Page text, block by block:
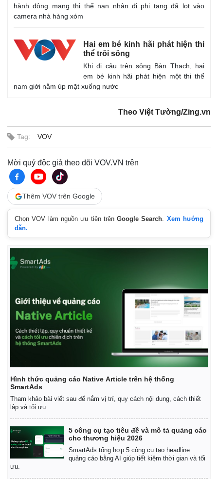
Cuộc sống đó đây
Hồ sơ
Ảnh
E-Magazine
Infographic
hành động mang thi thể nạn nhân đi phi tang đã lọt vào
camera nhà hàng xóm
Hai em bé kinh hãi phát hiện thi
thể trôi sông
Khi đi câu trên sông Bàn Thạch, hai
em bé kinh hãi phát hiện một thi thể
nam giới nằm úp mặt xuống nước
Theo Việt Tường/Zing.vn
Tag: VOV
Mời quý độc giả theo dõi VOV.VN trên
Thêm VOV trên Google
Chọn VOV làm nguồn ưu tiên trênGoogle Search. Xem hướng
dẫn.
Hình thức quảng cáo Native Article trên hệ thống
SmartAds
Tham khảo bài viết sau để nắm vị trí, quy cách nội dung, cách thiết
lập và tối ưu.
5 công cụ tạo tiêu đề và mô tả quảng cáo
cho thương hiệu 2026
SmartAds tổng hợp 5 công cụ tạo headline
quảng cáo bằng AI giúp tiết kiệm thời gian và tối
ưu.